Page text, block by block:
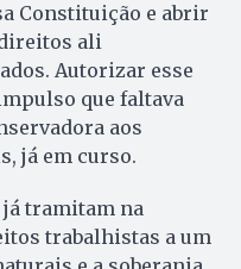
Constituição e abrir
ali
Autorizar esse
que faltava
aos
já em curso.
já tramitam na
trabalhistas a um